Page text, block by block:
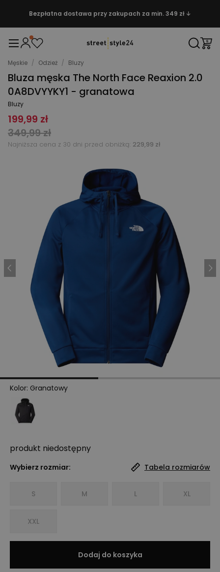
Bezpłatna dostawa przy zakupach za min. 349 zł ↓
Męskie / Odzież / Bluzy
Bluza męska The North Face Reaxion 2.0
0A8DVYYKY1 - granatowa
Bluzy
199,99 zł
349,99 zł
Najniższa cena z 30 dni przed obniżką: 229,99 zł
Kolor: Granatowy
produkt niedostępny
Wybierz rozmiar: Tabela rozmiarów
S M L XL
XXL
Dodaj do koszyka